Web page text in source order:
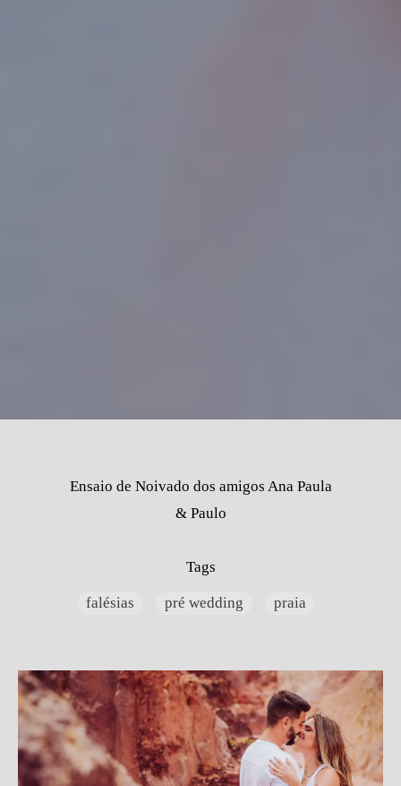
Ensaio de Noivado dos amigos Ana Paula
& Paulo
Tags
falésias pré wedding praia